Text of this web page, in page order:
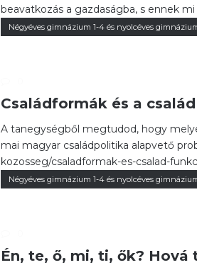
beavatkozás a gazdaságba, s ennek
Négyéves gimnázium 1-4 és nyolcéves
Családformák és a
A tanegységből megtudod, hogy
mai magyar családpolitika alapvető
kozosseg/csaladformak-es-csalad-
Négyéves gimnázium 1-4 és nyolcéves
Én, te, ő, mi, ti, ők? Hová